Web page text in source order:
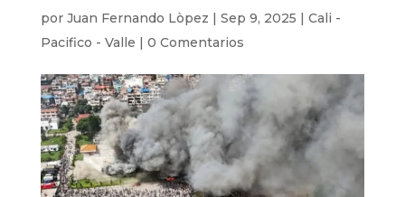
por Juan Fernando Lòpez | Sep 9, 2025 | Cali -
Pacifico - Valle | 0 Comentarios